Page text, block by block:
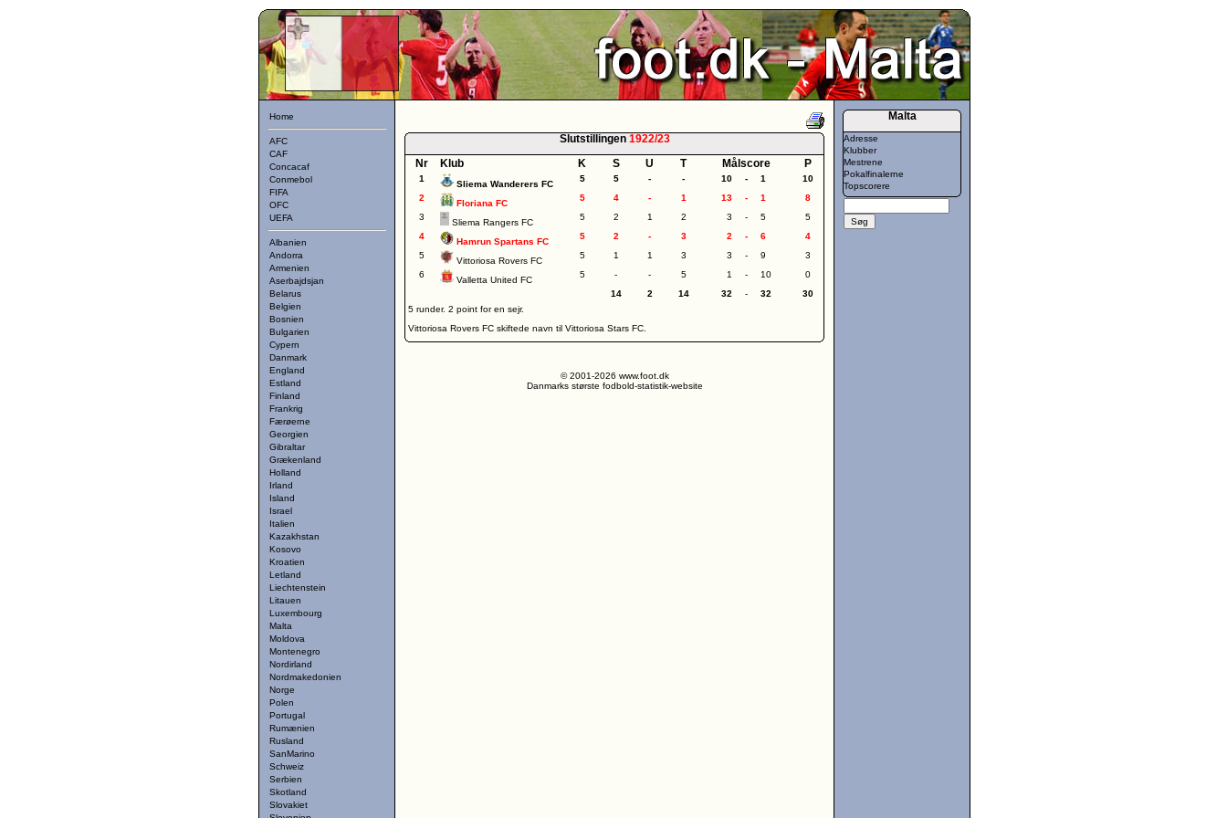
Home
AFC
CAF
Concacaf
Conmebol
FIFA
OFC
UEFA
Albanien
Andorra
Armenien
Aserbajdsjan
Belarus
Belgien
Bosnien
Bulgarien
Cypern
Danmark
England
Estland
Finland
Frankrig
Færøerne
Georgien
Gibraltar
Grækenland
Holland
Irland
Island
Israel
Italien
Kazakhstan
Kosovo
Kroatien
Letland
Liechtenstein
Litauen
Luxembourg
Malta
Moldova
Montenegro
Nordirland
Nordmakedonien
Norge
Polen
Portugal
Rumænien
Rusland
SanMarino
Schweiz
Serbien
Skotland
Slovakiet
Slutstillingen 1922/23
Nr
Klub K S U T Målscore P
1
Sliema Wanderers FC
5 5 - - 10 - 1
10
2
Floriana FC
5 4 - 1 13 - 1
8
3
Sliema Rangers FC
5 2 1 2 3 - 5
5
4
Hamrun Spartans FC
5 2 - 3 2 - 6
4
5
Vittoriosa Rovers FC
5 1 1 3 3 - 9
3
6
Valletta United FC
5 - - 5 1 - 10
0
14
2 14 32 - 32
30
5 runder. 2 point for en sejr.
Vittoriosa Rovers FC skiftede navn til Vittoriosa Stars FC.
© 2001-2026 www.foot.dk
Danmarks største fodbold-statistik-website
Malta
Adresse
Klubber
Mestrene
Pokalfinalerne
Topscorere